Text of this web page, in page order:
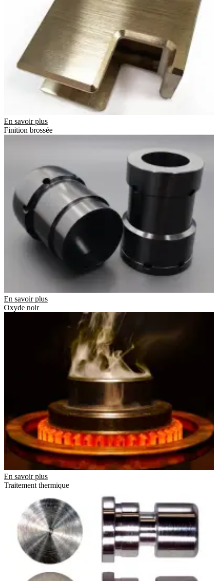
En savoir plus
Finition brossée
En savoir plus
Oxyde noir
En savoir plus
Traitement thermique